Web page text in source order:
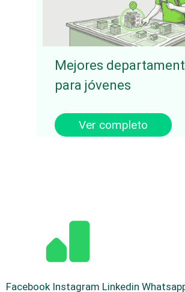
Mejores
para jóvenes
Ver completo
Facebook Instagram Linkedin